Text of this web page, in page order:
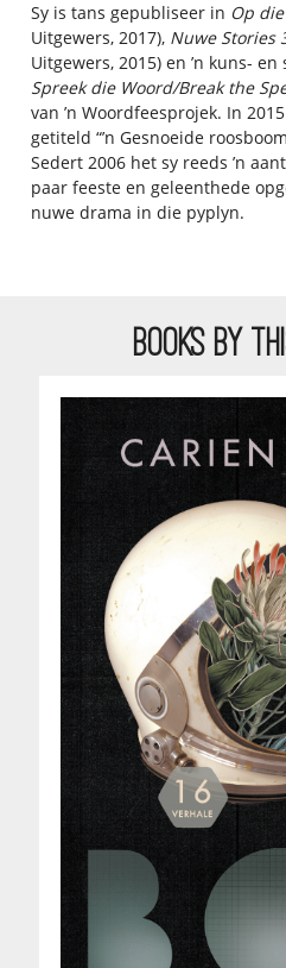
Sy is tans gepubliseer in Op
Uitgewers, 2017), Nuwe Stories
Uitgewers, 2015) en ’n kuns-
Spreek die Woord/Break the
van ’n Woordfeesprojek. In
getiteld “’n Gesnoeide
Sedert 2006 het sy reeds ’n
paar feeste en geleenthede
nuwe drama in die pyplyn.
BOOKS BY